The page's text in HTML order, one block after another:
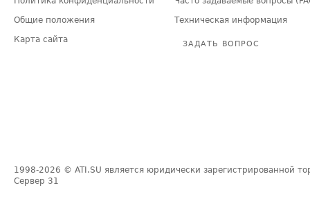
Общие положения
Карта сайта
Техническая информация
ЗАДАТЬ ВОПРОС
1998-2026 © ATI.SU является юридически зарегистрированной
Сервер 31